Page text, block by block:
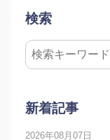
検索
新着記事
2026年08月07日